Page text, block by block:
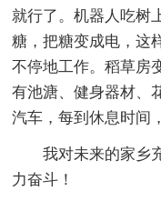
就行了。机器人吃树
糖，把糖变成电，这
不停地工作。稻草房
有池溏、健身器材、
汽车，每到休息时间
我对未来的家乡
力奋斗！